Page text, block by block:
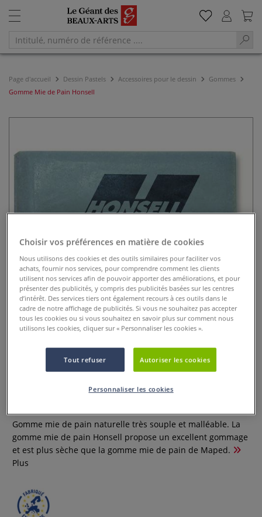
Page d'accueil Dessin Pastels Accessoires pour le dessin
Gommes
Gomme Mie de Pain Honsell
Gomme Mie de Pain Honsell
Gomme mie de pain naturelle très souple et malléable. La
gomme mie de pain Honsell propose un excellent gommage
et est plus sèche que la gomme mie de pain de Maped.
Plus
Choisir vos préférences en matière de cookies
Nous utilisons des cookies et des outils similaires pour faciliter vos
achats, fournir nos services, pour comprendre comment les clients
utilisent nos services afin de pouvoir apporter des améliorations, et pour
présenter des publicités, y compris des publicités basées sur les centres
d’intérêt. Des services tiers ont également recours à ces outils dans le
cadre de notre affichage de publicités. Si vous ne souhaitez pas accepter
tous les cookies ou si vous souhaitez en savoir plus sur comment nous
utilisons les cookies, cliquer sur « Personnaliser les cookies ».
Tout refuser Autoriser les cookies
Personnaliser les cookies